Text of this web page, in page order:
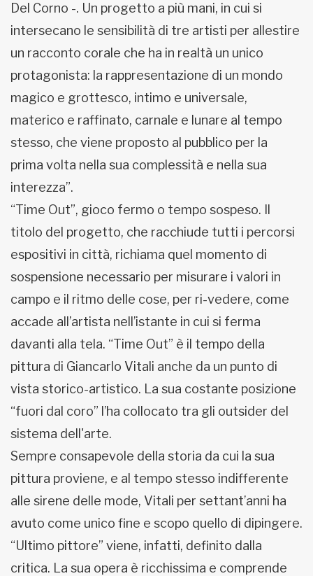
Del Corno -. Un progetto a più mani, in cui si
intersecano le sensibilità di tre artisti per allestire
un racconto corale che ha in realtà un unico
protagonista: la rappresentazione di un mondo
magico e grottesco, intimo e universale,
materico e raffinato, carnale e lunare al tempo
stesso, che viene proposto al pubblico per la
prima volta nella sua complessità e nella sua
interezza”.
“Time Out”, gioco fermo o tempo sospeso. Il
titolo del progetto, che racchiude tutti i percorsi
espositivi in città, richiama quel momento di
sospensione necessario per misurare i valori in
campo e il ritmo delle cose, per ri-vedere, come
accade all’artista nell’istante in cui si ferma
davanti alla tela. “Time Out” è il tempo della
pittura di Giancarlo Vitali anche da un punto di
vista storico-artistico. La sua costante posizione
“fuori dal coro” l’ha collocato tra gli outsider del
sistema dell'arte.
Sempre consapevole della storia da cui la sua
pittura proviene, e al tempo stesso indifferente
alle sirene delle mode, Vitali per settant’anni ha
avuto come unico fine e scopo quello di dipingere.
“Ultimo pittore” viene, infatti, definito dalla
critica. La sua opera è ricchissima e comprende